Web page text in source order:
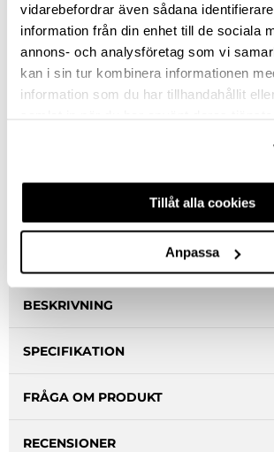
vidarebefordrar även sådana
information från din enhet till de sociala
annons- och analysföretag som vi
kan i sin tur kombinera informationen
information som du har tillhandahållit
Tillåt alla cookies
Anpassa
KÖP
Jönköping huvudlager
Snabba leveranser
Hämta i butik
Ledande leverantör i Sverige
BESKRIVNING
SPECIFIKATION
FRÅGA OM PRODUKT
RECENSIONER